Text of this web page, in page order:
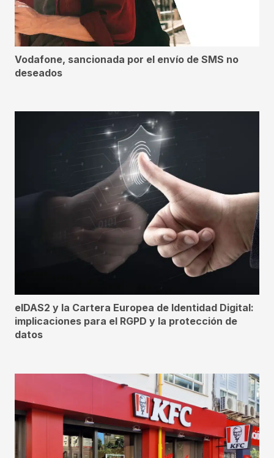
Vodafone, sancionada por el envío de SMS no
deseados
eIDAS2 y la Cartera Europea de Identidad Digital:
implicaciones para el RGPD y la protección de
datos